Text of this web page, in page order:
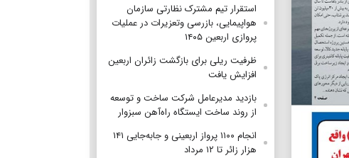
استقرار تیم مشترک نظارتی سازمان
هواپیمایی، بازرسی وتعزیرات در عملیات
پروازی اربعین ۱۴۰۵
ظرفیت ریلی برای بازگشت زائران اربعین
افزایش یافت
بازدید مدیرعامل شرکت ساخت و توسعه
از روند ساخت ایستگاه راه‌آهن سبزوار
انجام ۱۱۰۰ پرواز اربعینی و جابه‌جایی ۱۴۱
هزار زائر تا ۱۲ مرداد